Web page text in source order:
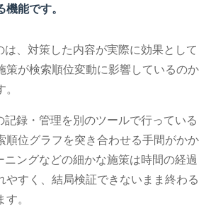
能です。
は、対策した内容が実際に効果として
策が検索順位変動に影響しているのか
記録・管理を別のツールで行っている
順位グラフを突き合わせる手間がかか
ニングなどの細かな施策は時間の経過
やすく、結局検証できないまま終わる
。